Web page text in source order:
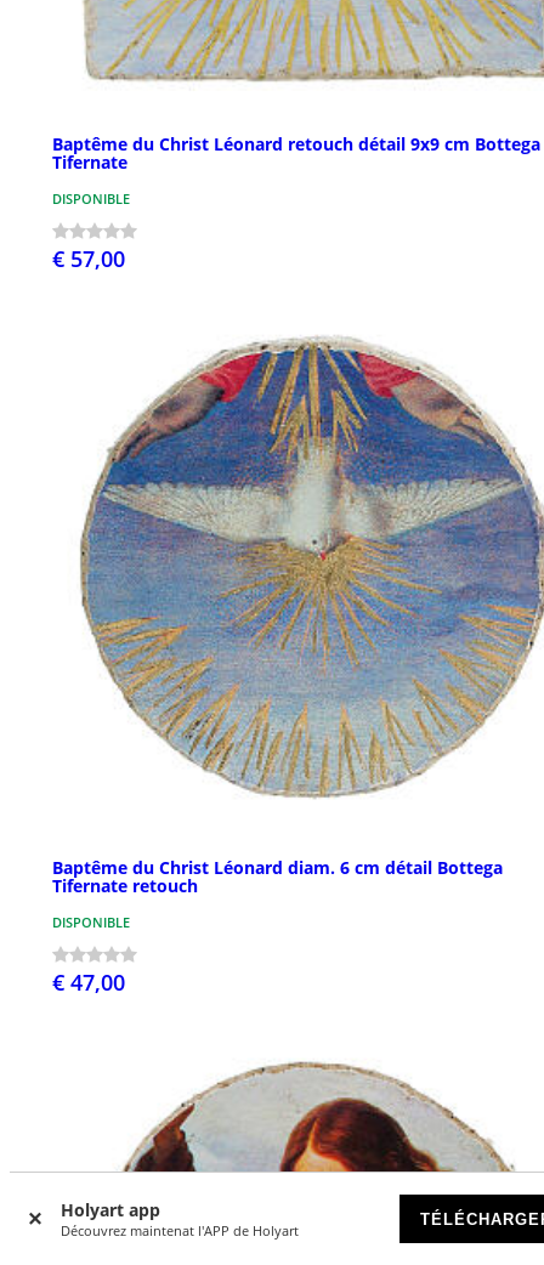
Holyart app
Découvrez maintenat l'APP de Holyart
Baptême du Christ Léonard retouch détail 9x9 cm Bottega
Tifernate
DISPONIBLE
€ 57,00
Baptême du Christ Léonard diam. 6 cm détail Bottega
Tifernate retouch
DISPONIBLE
€ 47,00